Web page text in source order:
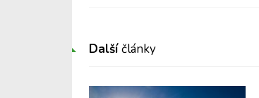
Dalšíčlánky